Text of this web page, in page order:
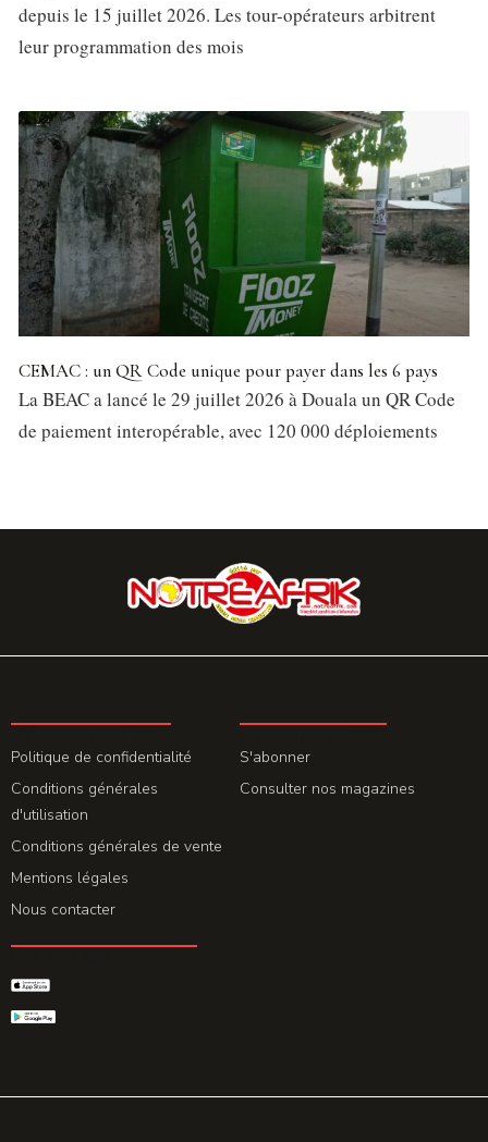
depuis le 15 juillet 2026. Les tour-opérateurs arbitrent
leur programmation des mois
CEMAC : un QR Code unique pour payer dans les 6 pays
La BEAC a lancé le 29 juillet 2026 à Douala un QR Code
de paiement interopérable, avec 120 000 déploiements
Politique de confidentialité
Conditions générales
d'utilisation
Conditions générales de vente
Mentions légales
Nous contacter
S'abonner
Consulter nos magazines